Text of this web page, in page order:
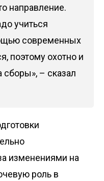
направление.
учиться
современных
поэтому охотно и
сборы», – сказал
изменениями на
роль в